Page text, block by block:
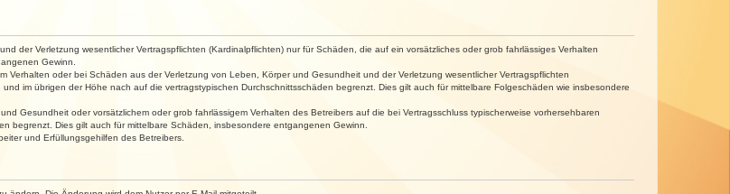
der Verletzung wesentlicher Vertragspflichten (Kardinalpflichten) nur für Schäden, die auf ein vorsätzliches oder grob fahrlässiges Verhalten
Gewinn.
Verhalten oder bei Schäden aus der Verletzung von Leben, Körper und Gesundheit und der Verletzung wesentlicher Vertragspflichten
im übrigen der Höhe nach auf die vertragstypischen Durchschnittsschäden begrenzt. Dies gilt auch für mittelbare Folgeschäden wie insbesondere
Gesundheit oder vorsätzlichem oder grob fahrlässigem Verhalten des Betreibers auf die bei Vertragsschluss typischerweise vorhersehbaren
begrenzt. Dies gilt auch für mittelbare Schäden, insbesondere entgangenen Gewinn.
und Erfüllungsgehilfen des Betreibers.